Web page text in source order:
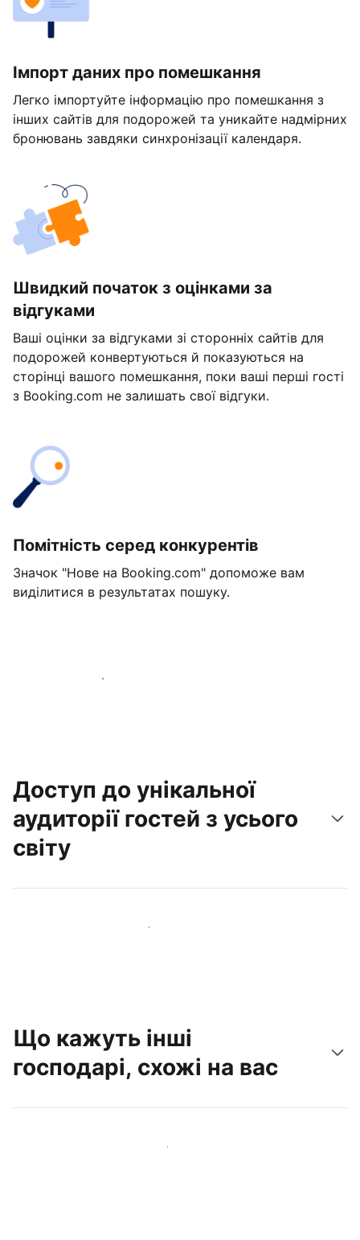
Імпорт даних про помешкання
Легко імпортуйте інформацію про помешкання з
інших сайтів для подорожей та уникайте надмірних
бронювань завдяки синхронізації календаря.
Швидкий початок з оцінками за
відгуками
Ваші оцінки за відгуками зі сторонніх сайтів для
подорожей конвертуються й показуються на
сторінці вашого помешкання, поки ваші перші гості
з Booking.com не залишать свої відгуки.
Помітність серед конкурентів
Значок "Нове на Booking.com" допоможе вам
виділитися в результатах пошуку.
Розпочати вже сьогодні
Доступ до унікальної
аудиторії гостей з усього
світу
Привабити нових гостей вже сьогодні
Що кажуть інші
господарі, схожі на вас
Приєднуйтеся до господарів, схожих на вас